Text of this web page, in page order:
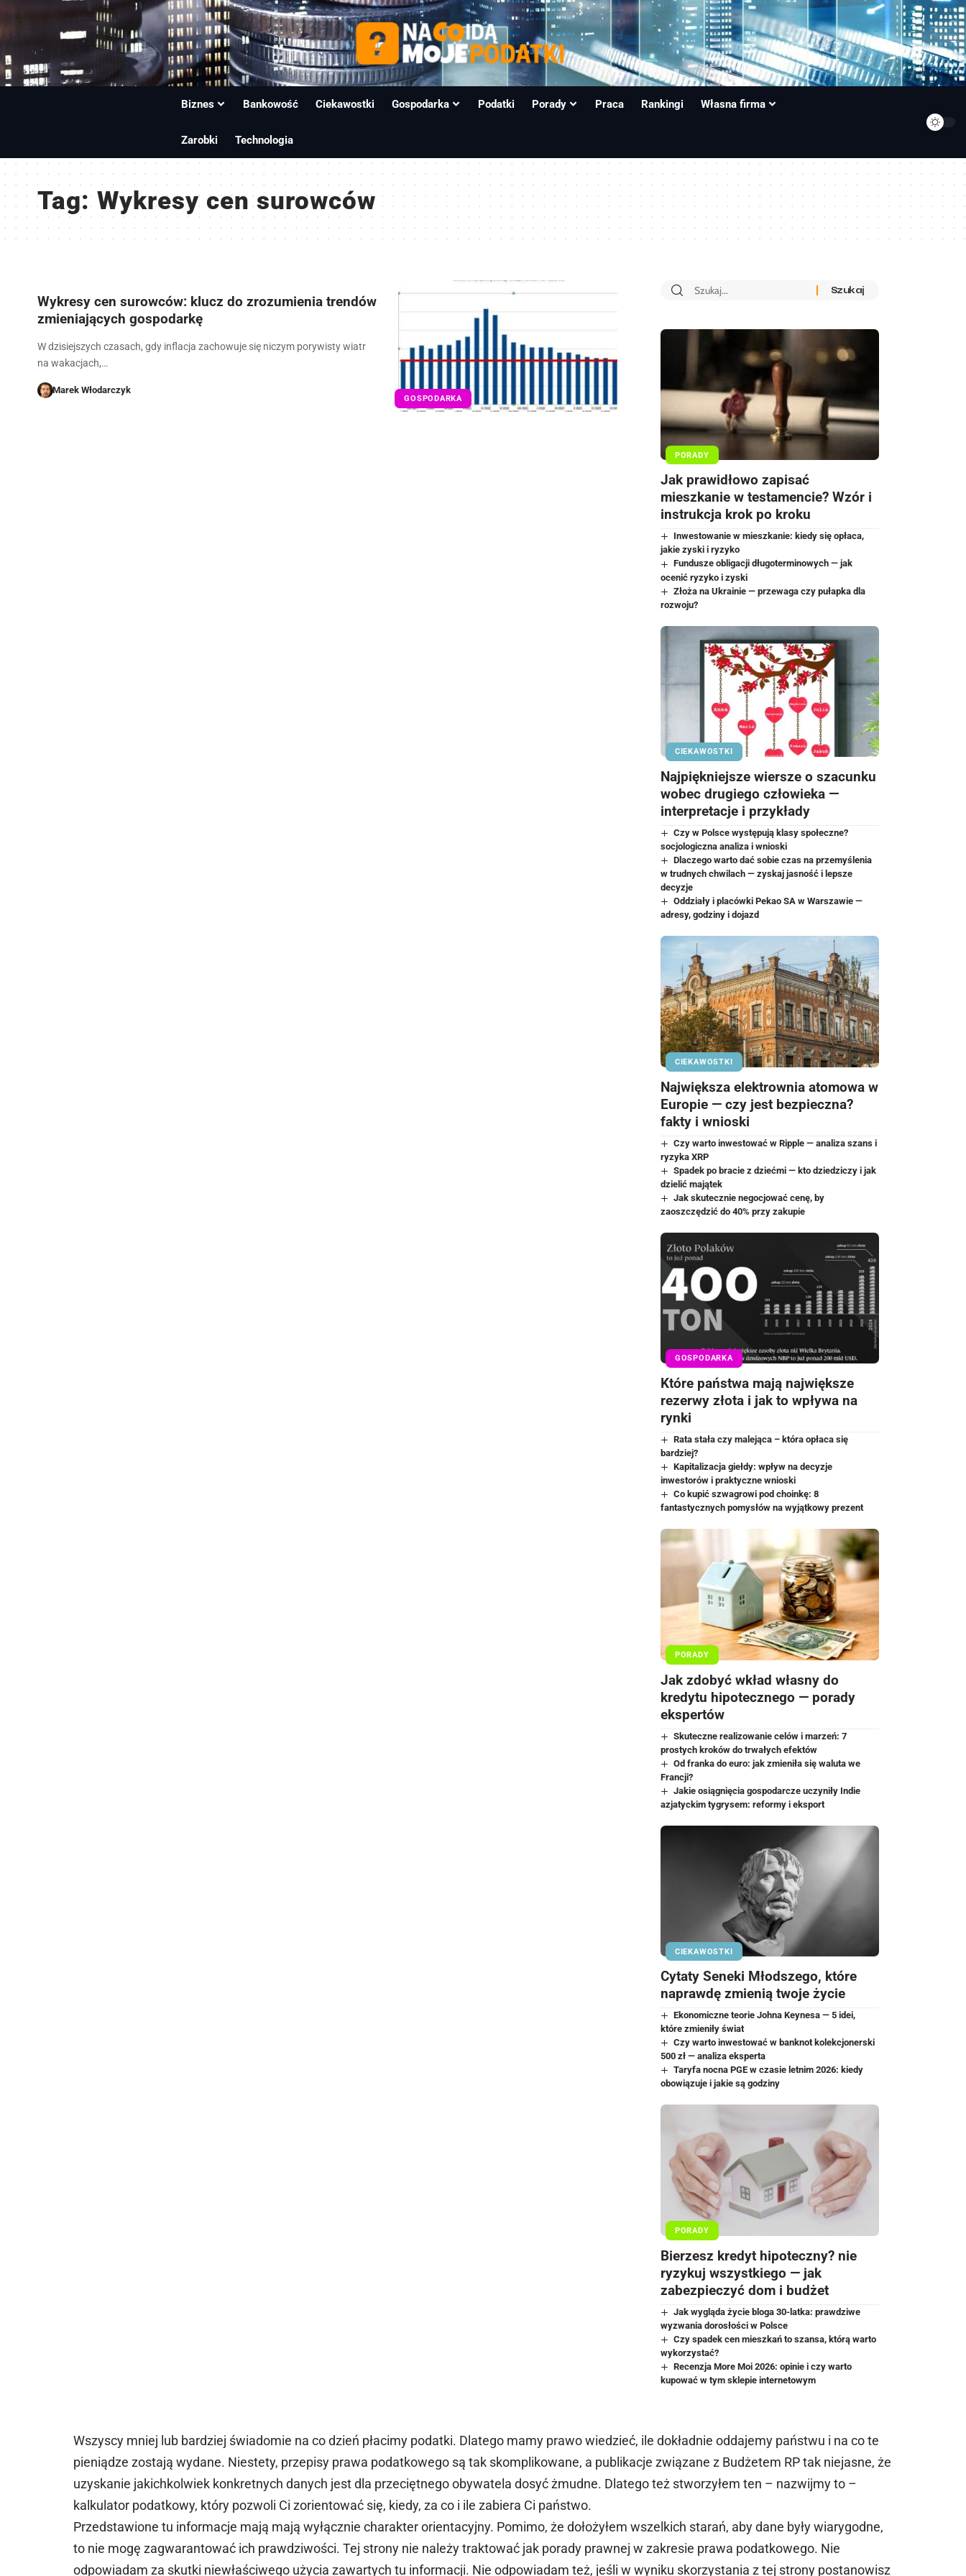
Biznes Bankowość Ciekawostki Gospodarka Podatki Porady Praca Rankingi Własna firma
Zarobki Technologia
Tag:Wykresy cen surowców
GOSPODARKA
Wykresy cen surowców: klucz do zrozumienia trendów
zmieniających gospodarkę
W dzisiejszych czasach, gdy inflacja zachowuje się niczym porywisty wiatr
na wakacjach,…
Marek Włodarczyk
PORADY
Jak prawidłowo zapisać
mieszkanie w testamencie? Wzór i
instrukcja krok po kroku
Inwestowanie w mieszkanie: kiedy się opłaca,
jakie zyski i ryzyko
Fundusze obligacji długoterminowych — jak
ocenić ryzyko i zyski
Złoża na Ukrainie — przewaga czy pułapka dla
rozwoju?
CIEKAWOSTKI
Najpiękniejsze wiersze o szacunku
wobec drugiego człowieka —
interpretacje i przykłady
Czy w Polsce występują klasy społeczne?
socjologiczna analiza i wnioski
Dlaczego warto dać sobie czas na przemyślenia
w trudnych chwilach — zyskaj jasność i lepsze
decyzje
Oddziały i placówki Pekao SA w Warszawie —
adresy, godziny i dojazd
CIEKAWOSTKI
Największa elektrownia atomowa w
Europie — czy jest bezpieczna?
fakty i wnioski
Czy warto inwestować w Ripple — analiza szans i
ryzyka XRP
Spadek po bracie z dziećmi — kto dziedziczy i jak
dzielić majątek
Jak skutecznie negocjować cenę, by
zaoszczędzić do 40% przy zakupie
GOSPODARKA
Które państwa mają największe
rezerwy złota i jak to wpływa na
rynki
Rata stała czy malejąca – która opłaca się
bardziej?
Kapitalizacja giełdy: wpływ na decyzje
inwestorów i praktyczne wnioski
Co kupić szwagrowi pod choinkę: 8
fantastycznych pomysłów na wyjątkowy prezent
PORADY
Jak zdobyć wkład własny do
kredytu hipotecznego — porady
ekspertów
Skuteczne realizowanie celów i marzeń: 7
prostych kroków do trwałych efektów
Od franka do euro: jak zmieniła się waluta we
Francji?
Jakie osiągnięcia gospodarcze uczyniły Indie
azjatyckim tygrysem: reformy i eksport
CIEKAWOSTKI
Cytaty Seneki Młodszego, które
naprawdę zmienią twoje życie
Ekonomiczne teorie Johna Keynesa — 5 idei,
które zmieniły świat
Czy warto inwestować w banknot kolekcjonerski
500 zł — analiza eksperta
Taryfa nocna PGE w czasie letnim 2026: kiedy
obowiązuje i jakie są godziny
PORADY
Bierzesz kredyt hipoteczny? nie
ryzykuj wszystkiego — jak
zabezpieczyć dom i budżet
Jak wygląda życie bloga 30-latka: prawdziwe
wyzwania dorosłości w Polsce
Czy spadek cen mieszkań to szansa, którą warto
wykorzystać?
Recenzja More Moi 2026: opinie i czy warto
kupować w tym sklepie internetowym
Wszyscy mniej lub bardziej świadomie na co dzień płacimy podatki. Dlatego mamy prawo wiedzieć, ile dokładnie oddajemy państwu i na co te
pieniądze zostają wydane. Niestety, przepisy prawa podatkowego są tak skomplikowane, a publikacje związane z Budżetem RP tak niejasne, że
uzyskanie jakichkolwiek konkretnych danych jest dla przeciętnego obywatela dosyć żmudne. Dlatego też stworzyłem ten – nazwijmy to –
kalkulator podatkowy, który pozwoli Ci zorientować się, kiedy, za co i ile zabiera Ci państwo.
Przedstawione tu informacje mają mają wyłącznie charakter orientacyjny. Pomimo, że dołożyłem wszelkich starań, aby dane były wiarygodne,
to nie mogę zagwarantować ich prawdziwości. Tej strony nie należy traktować jak porady prawnej w zakresie prawa podatkowego. Nie
odpowiadam za skutki niewłaściwego użycia zawartych tu informacji. Nie odpowiadam też, jeśli w wyniku skorzystania z tej strony postanowisz